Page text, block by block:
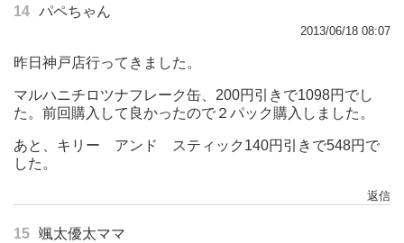
14 パペちゃん
2013/06/18 08:07
昨日神戸店行ってきました。
マルハニチロツナフレーク缶、200円引きで1098円でし
た。前回購入して良かったので２パック購入しました。
あと、キリー アンド スティック140円引きで548円で
した。
返信
15 颯太優太ママ